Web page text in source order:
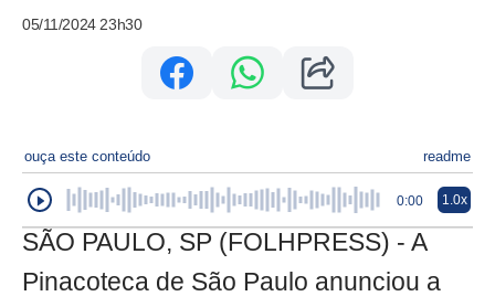
05/11/2024 23h30
ouça este conteúdo readme
0:00 1.0x
SÃO PAULO, SP (FOLHPRESS) - A
Pinacoteca de São Paulo anunciou a